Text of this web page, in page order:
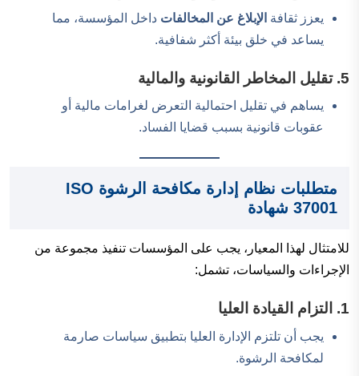
يعزز ثقافة الإبلاغ عن المخالفات داخل المؤسسة، مما
يساعد في خلق بيئة أكثر شفافية.
5. تقليل المخاطر القانونية والمالية
يساهم في تقليل احتمالية التعرض لغرامات مالية أو
عقوبات قانونية بسبب قضايا الفساد.
متطلبات نظام إدارة مكافحة الرشوة ISO
37001 شهادة
للامتثال لهذا المعيار، يجب على المؤسسات تنفيذ مجموعة من
الإجراءات والسياسات، تشمل:
1. التزام القيادة العليا
يجب أن تلتزم الإدارة العليا بتطبيق سياسات صارمة
لمكافحة الرشوة.